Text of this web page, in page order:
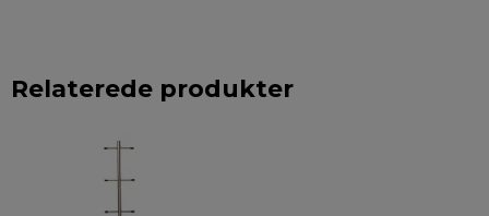
Relaterede produkter